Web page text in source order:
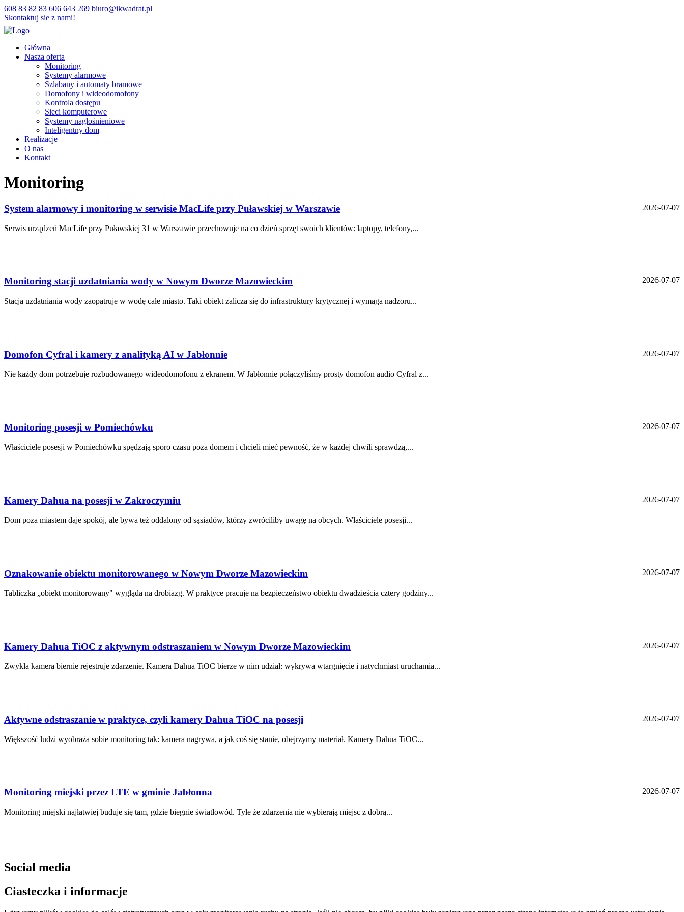
608 83 82 83 606 643 269 biuro@ikwadrat.pl
Skontaktuj sie z nami!
Główna
Nasza oferta
Monitoring
Systemy alarmowe
Szlabany i automaty bramowe
Domofony i wideodomofony
Kontrola dostępu
Sieci komputerowe
Systemy nagłośnieniowe
Inteligentny dom
Realizacje
O nas
Kontakt
Monitoring
2026-07-07
System alarmowy i monitoring w serwisie MacLife przy Puławskiej w Warszawie
Serwis urządzeń MacLife przy Puławskiej 31 w Warszawie przechowuje na co dzień sprzęt swoich klientów: laptopy, telefony,...
2026-07-07
Monitoring stacji uzdatniania wody w Nowym Dworze Mazowieckim
Stacja uzdatniania wody zaopatruje w wodę całe miasto. Taki obiekt zalicza się do infrastruktury krytycznej i wymaga nadzoru...
2026-07-07
Domofon Cyfral i kamery z analityką AI w Jabłonnie
Nie każdy dom potrzebuje rozbudowanego wideodomofonu z ekranem. W Jabłonnie połączyliśmy prosty domofon audio Cyfral z...
2026-07-07
Monitoring posesji w Pomiechówku
Właściciele posesji w Pomiechówku spędzają sporo czasu poza domem i chcieli mieć pewność, że w każdej chwili sprawdzą,...
2026-07-07
Kamery Dahua na posesji w Zakroczymiu
Dom poza miastem daje spokój, ale bywa też oddalony od sąsiadów, którzy zwróciliby uwagę na obcych. Właściciele posesji...
2026-07-07
Oznakowanie obiektu monitorowanego w Nowym Dworze Mazowieckim
Tabliczka „obiekt monitorowany" wygląda na drobiazg. W praktyce pracuje na bezpieczeństwo obiektu dwadzieścia cztery godziny...
2026-07-07
Kamery Dahua TiOC z aktywnym odstraszaniem w Nowym Dworze Mazowieckim
Zwykła kamera biernie rejestruje zdarzenie. Kamera Dahua TiOC bierze w nim udział: wykrywa wtargnięcie i natychmiast uruchamia...
2026-07-07
Aktywne odstraszanie w praktyce, czyli kamery Dahua TiOC na posesji
Większość ludzi wyobraża sobie monitoring tak: kamera nagrywa, a jak coś się stanie, obejrzymy materiał. Kamery Dahua TiOC...
2026-07-07
Monitoring miejski przez LTE w gminie Jabłonna
Monitoring miejski najłatwiej buduje się tam, gdzie biegnie światłowód. Tyle że zdarzenia nie wybierają miejsc z dobrą...
Social media
Ciasteczka i informacje